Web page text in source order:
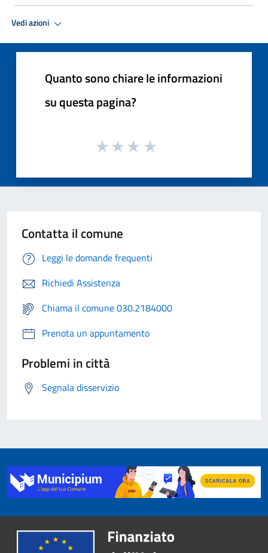
Vedi azioni
Quanto sono chiare le informazioni
su questa pagina?
Contatta il comune
Leggi le domande frequenti
Richiedi Assistenza
Chiama il comune 030.2184000
Prenota un appuntamento
Problemi in città
Segnala disservizio